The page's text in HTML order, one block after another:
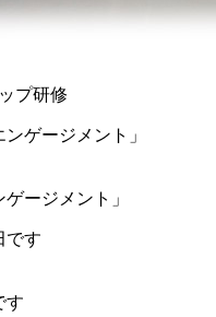
プ研修
ージメント」
す